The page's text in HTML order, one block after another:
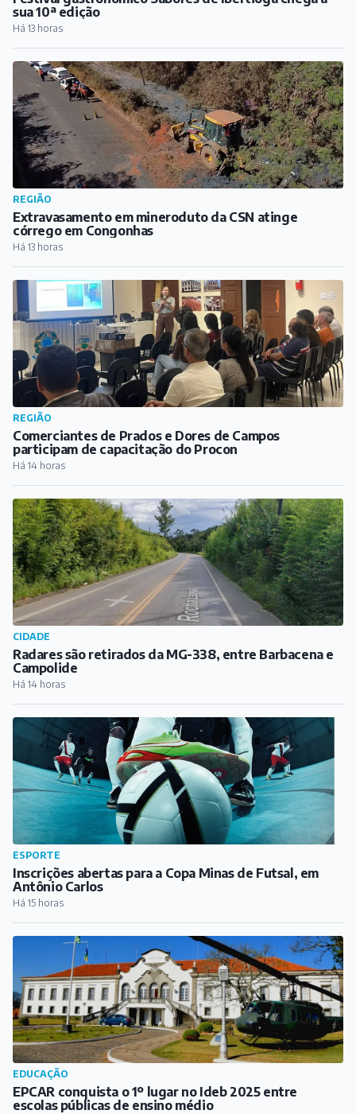
sua 10ª edição
Há 13 horas
REGIÃO
Extravasamento em mineroduto da CSN atinge
córrego em Congonhas
Há 13 horas
REGIÃO
Comerciantes de Prados e Dores de Campos
participam de capacitação do Procon
Há 14 horas
CIDADE
Radares são retirados da MG-338, entre Barbacena e
Campolide
Há 14 horas
ESPORTE
Inscrições abertas para a Copa Minas de Futsal, em
Antônio Carlos
Há 15 horas
EDUCAÇÃO
EPCAR conquista o 1º lugar no Ideb 2025 entre
escolas públicas de ensino médio